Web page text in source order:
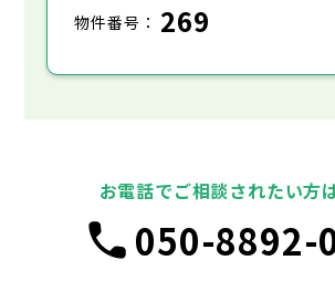
物件番号： 269
お電話でご相談されたい方
050-8892-